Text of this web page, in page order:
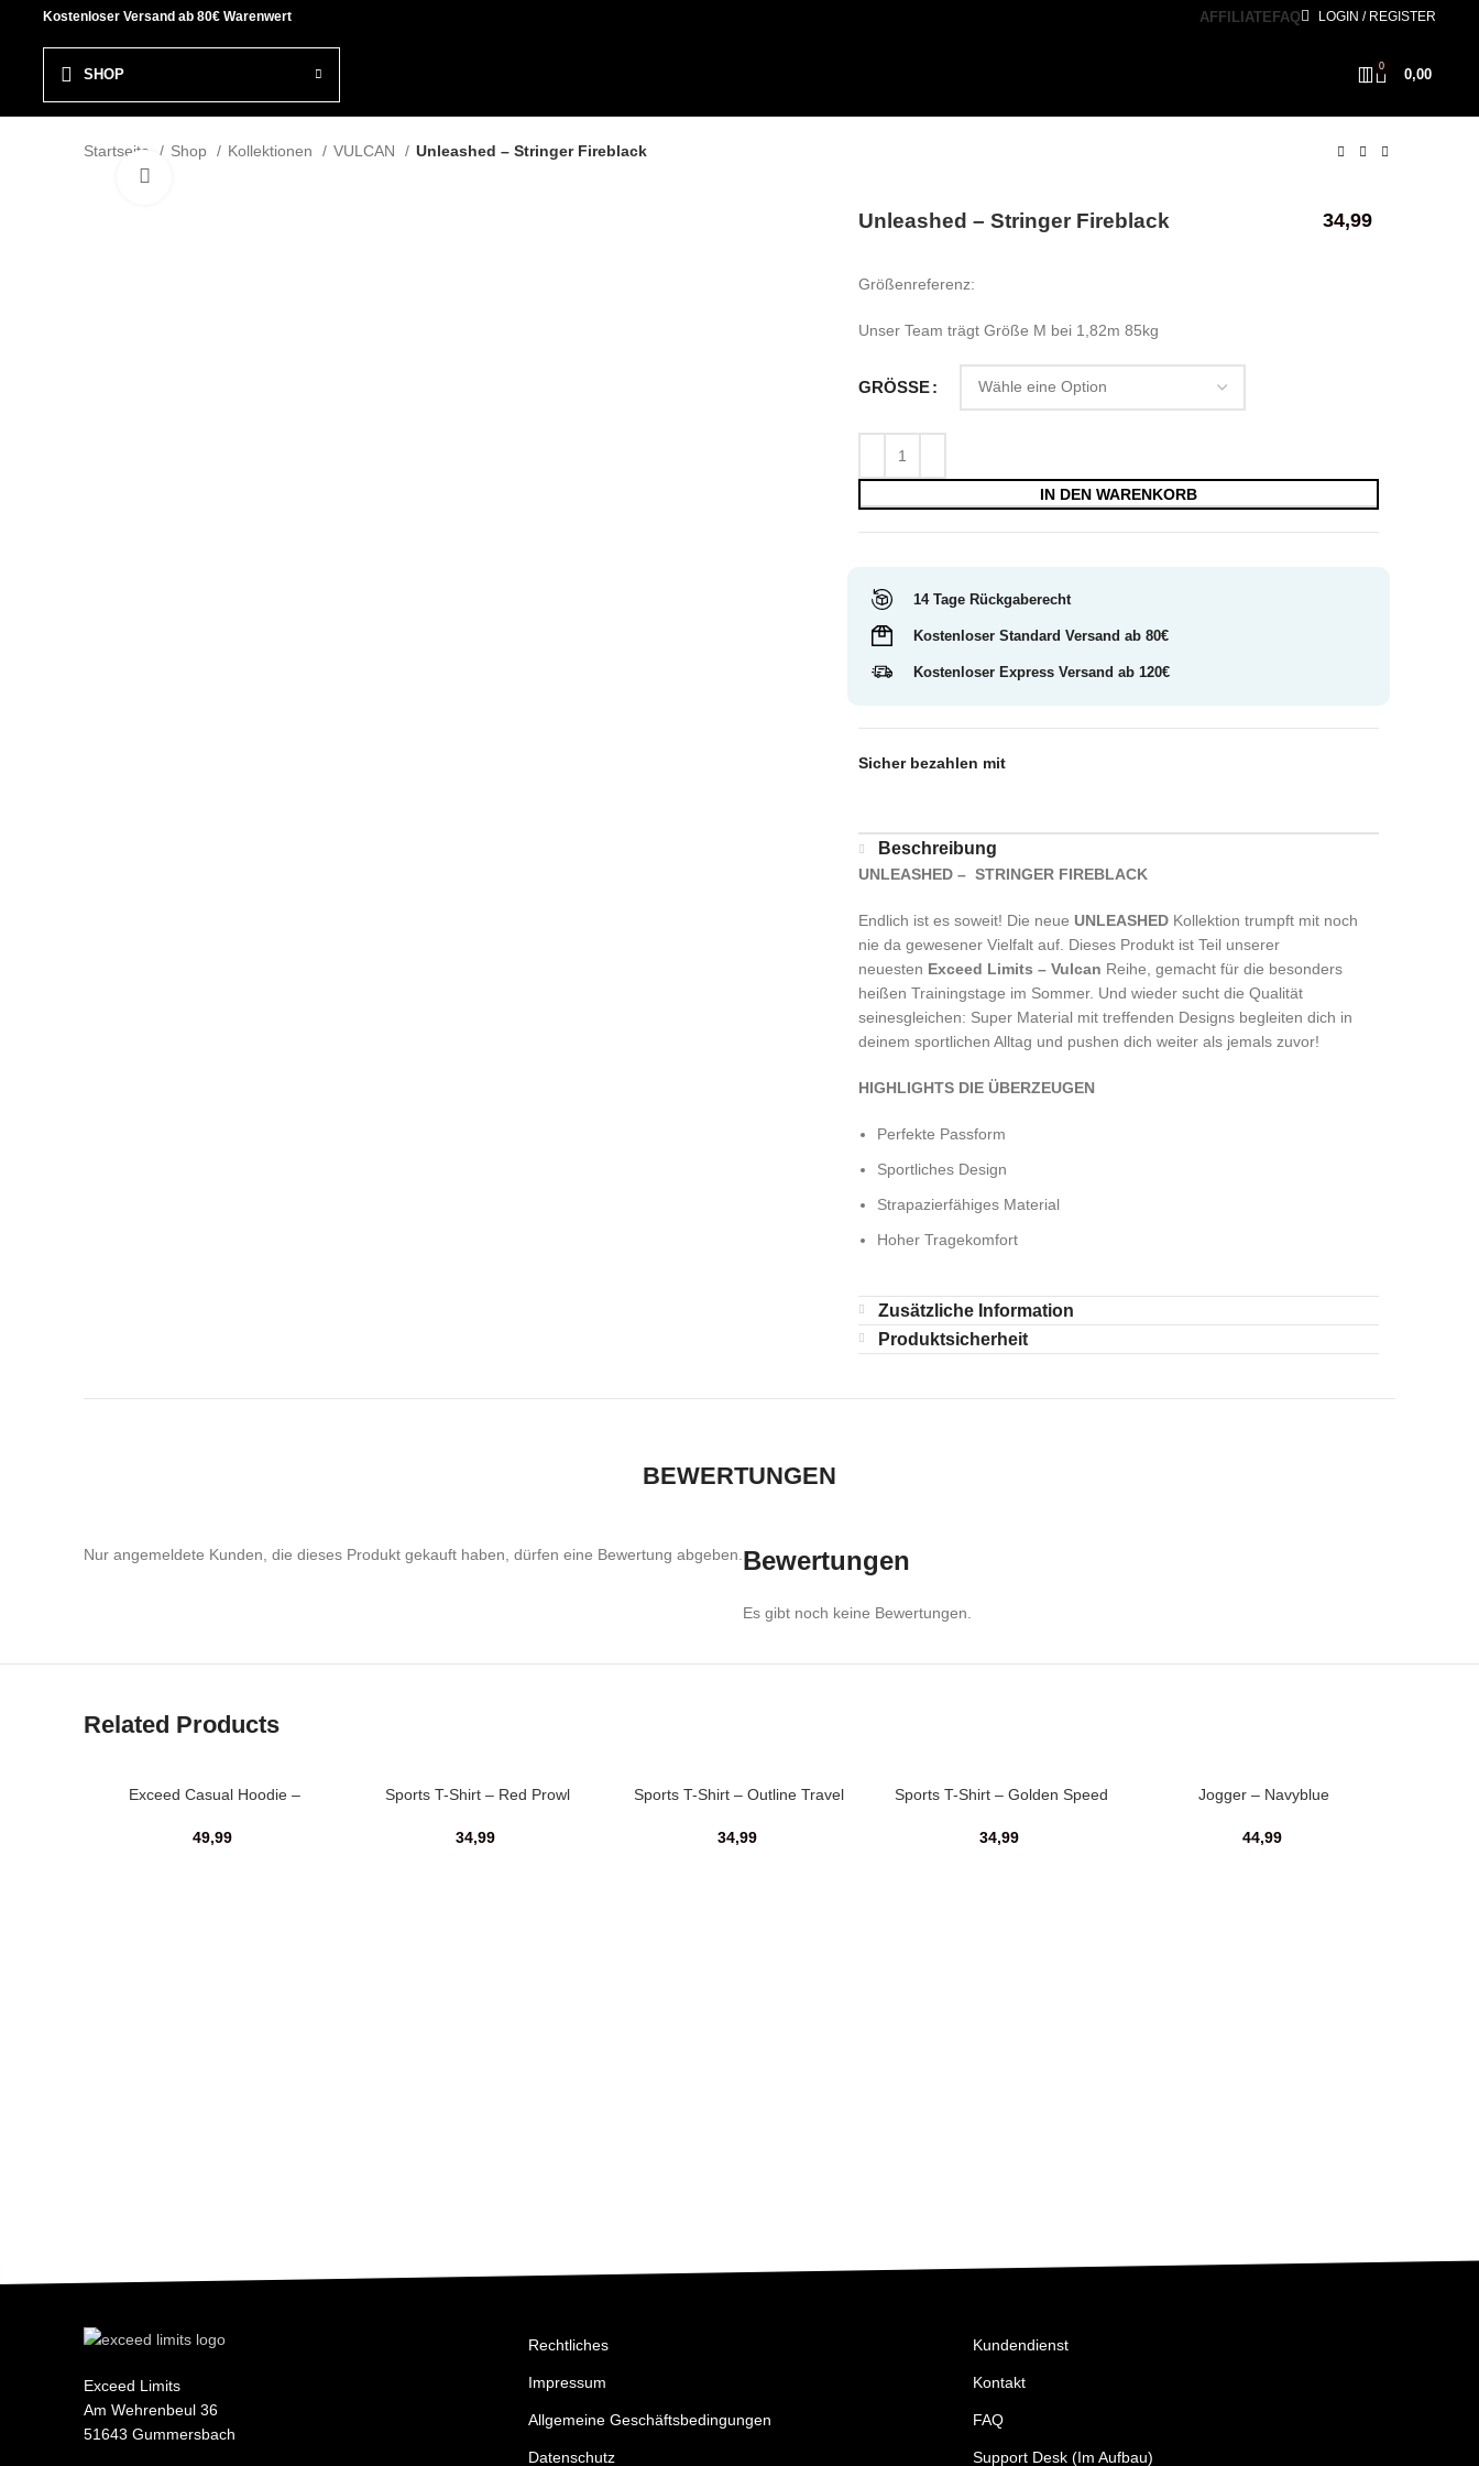
Kostenloser Versand ab 80€ Warenwert AFFILIATEFAQ LOGIN / REGISTER
SHOP
0
0,00
Startseite Shop Kollektionen VULCAN Unleashed – Stringer Fireblack
Unleashed – Stringer Fireblack 34,99
Größenreferenz:
Unser Team trägt Größe M bei 1,82m 85kg
GRÖSSE
IN DEN WARENKORB
14 Tage Rückgaberecht
Kostenloser Standard Versand ab 80€
Kostenloser Express Versand ab 120€
Sicher bezahlen mit
Beschreibung
UNLEASHED – STRINGER FIREBLACK
Endlich ist es soweit! Die neue UNLEASHED Kollektion trumpft mit noch
nie da gewesener Vielfalt auf. Dieses Produkt ist Teil unserer
neuesten Exceed Limits – Vulcan Reihe, gemacht für die besonders
heißen Trainingstage im Sommer. Und wieder sucht die Qualität
seinesgleichen: Super Material mit treffenden Designs begleiten dich in
deinem sportlichen Alltag und pushen dich weiter als jemals zuvor!
HIGHLIGHTS DIE ÜBERZEUGEN
Perfekte Passform
Sportliches Design
Strapazierfähiges Material
Hoher Tragekomfort
Zusätzliche Information
Produktsicherheit
BEWERTUNGEN
Bewertungen
Es gibt noch keine Bewertungen.
Nur angemeldete Kunden, die dieses Produkt gekauft haben, dürfen eine Bewertung abgeben.
Related Products
Exceed Casual Hoodie –
49,99
Sports T-Shirt – Red Prowl
34,99
Sports T-Shirt – Outline Travel
34,99
Sports T-Shirt – Golden Speed
34,99
Jogger – Navyblue
44,99
Exceed Limits
Am Wehrenbeul 36
51643 Gummersbach
Rechtliches
Impressum
Allgemeine Geschäftsbedingungen
Datenschutz
Kundendienst
Kontakt
FAQ
Support Desk (Im Aufbau)